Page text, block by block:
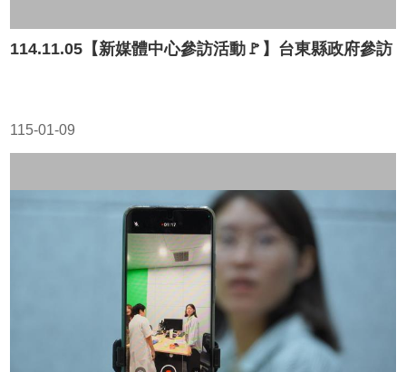
114.11.05【新媒體中心參訪活動🚩】台東縣政府參訪
115-01-09